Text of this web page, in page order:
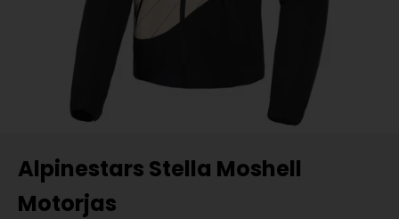
Alpinestars Stella Moshell
Motorjas